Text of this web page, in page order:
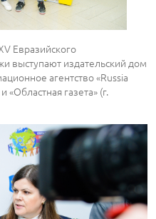
Евразийского
выступают издательский дом
агентство «Russia
«Областная газета» (г.